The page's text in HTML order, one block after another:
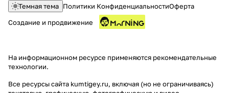
Темная тема Политики КонфиденциальностиОферта
Создание и продвижение
На информационном ресурсе применяются рекомендательные
технологии.
Все ресурсы сайта kumtigey.ru, включая (но не ограничиваясь)